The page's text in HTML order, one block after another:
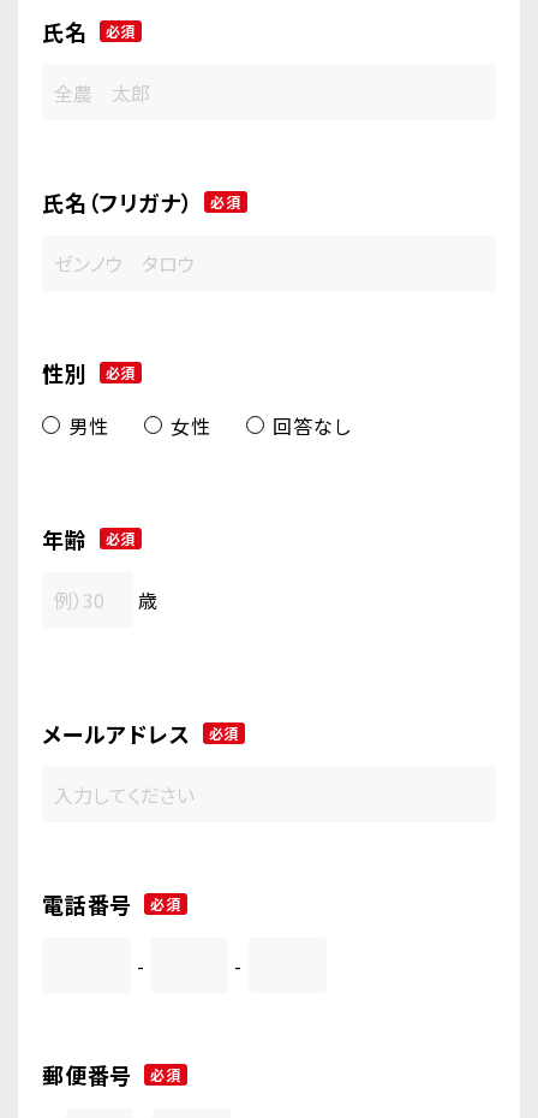
氏名 必須
氏名（フリガナ） 必須
性別 必須
男性 女性 回答なし
年齢 必須
歳
メールアドレス 必須
電話番号 必須
- -
郵便番号 必須